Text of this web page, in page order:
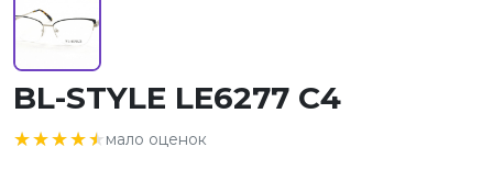
BL-STYLE LE6277 C4
★★★★★
★★★★★мало оценок